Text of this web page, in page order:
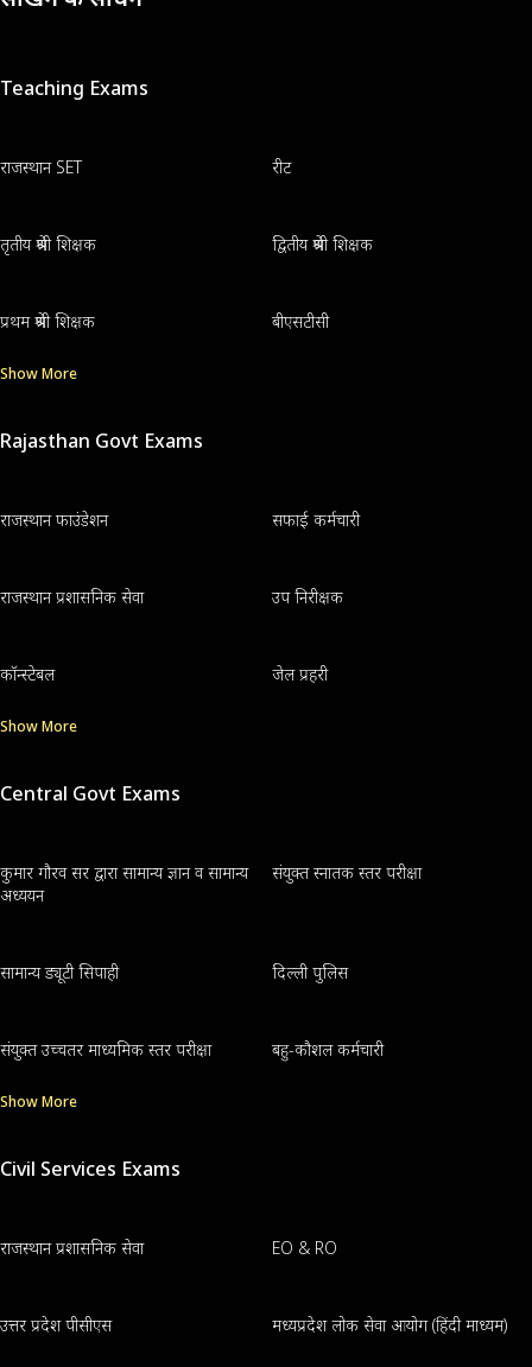
Teaching Exams
राजस्थान SET रीट
तृतीय श्रेणी शिक्षक द्वितीय श्रेणी शिक्षक
प्रथम श्रेणी शिक्षक बीएसटीसी
Show More
Rajasthan Govt Exams
राजस्थान फाउंडेशन सफाई कर्मचारी
राजस्थान प्रशासनिक सेवा उप निरीक्षक
कॉन्स्टेबल जेल प्रहरी
Show More
Central Govt Exams
कुमार गौरव सर द्वारा सामान्य ज्ञान व सामान्य
अध्ययन
संयुक्त स्नातक स्तर परीक्षा
सामान्य ड्यूटी सिपाही दिल्ली पुलिस
संयुक्त उच्चतर माध्यमिक स्तर परीक्षा बहु-कौशल कर्मचारी
Show More
Civil Services Exams
राजस्थान प्रशासनिक सेवा EO & RO
उत्तर प्रदेश पीसीएस मध्यप्रदेश लोक सेवा आयोग (हिंदी माध्यम)